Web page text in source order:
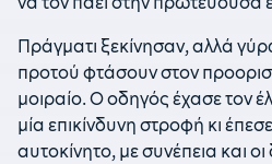
Πράγματι ξεκίνησαν, αλλά
προτού φτάσουν στον
μοιραίο. Ο οδηγός έχασε τον
μία επικίνδυνη στροφή κι
αυτοκίνητο, με συνέπεια και